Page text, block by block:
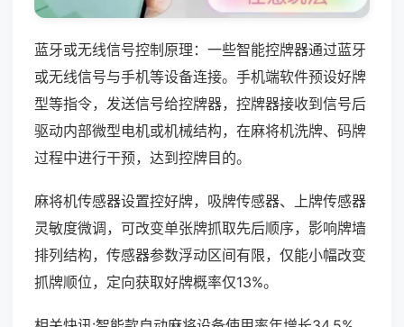
蓝牙或无线信号控制原理：一些智能控牌器通过蓝牙
或无线信号与手机等设备连接。手机端软件预设好牌
型等指令，发送信号给控牌器，控牌器接收到信号后
驱动内部微型电机或机械结构，在麻将机洗牌、码牌
过程中进行干预，达到控牌目的。
麻将机传感器设置控好牌，吸牌传感器、上牌传感器
灵敏度微调，可改变单张牌抓取先后顺序，影响牌墙
排列结构，传感器参数浮动区间有限，仅能小幅改变
抓牌顺位，定向获取好牌概率仅13%。